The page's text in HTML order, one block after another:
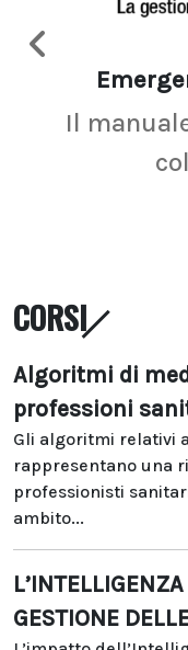
Il
CORSI
Algoritmi di
professioni
Gli algoritmi relativi
rappresentano una
professionisti
ambito...
GESTIONE